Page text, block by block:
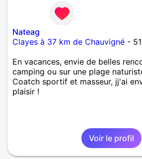
Nateag
Clayes à 37 km de Chauvigné -
En vacances, envie de belles
camping ou sur une plage
Coatch sportif et masseur, jj'ai
plaisir !
Voir le profil